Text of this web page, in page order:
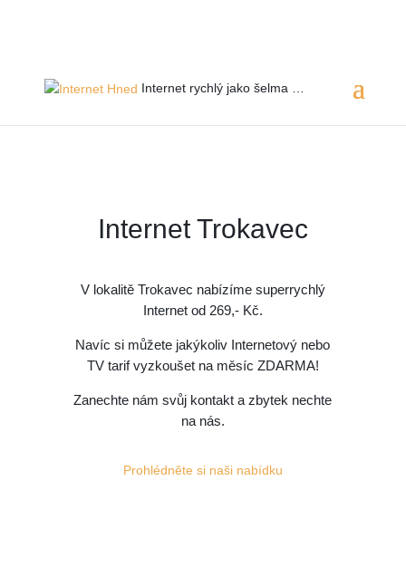
Internet rychlý jako šelma …
Internet Trokavec
V lokalitě Trokavec nabízíme superrychlý
Internet od 269,- Kč.
Navíc si můžete jakýkoliv Internetový nebo
TV tarif vyzkoušet na měsíc ZDARMA!
Zanechte nám svůj kontakt a zbytek nechte
na nás.
Prohlédněte si naši nabídku